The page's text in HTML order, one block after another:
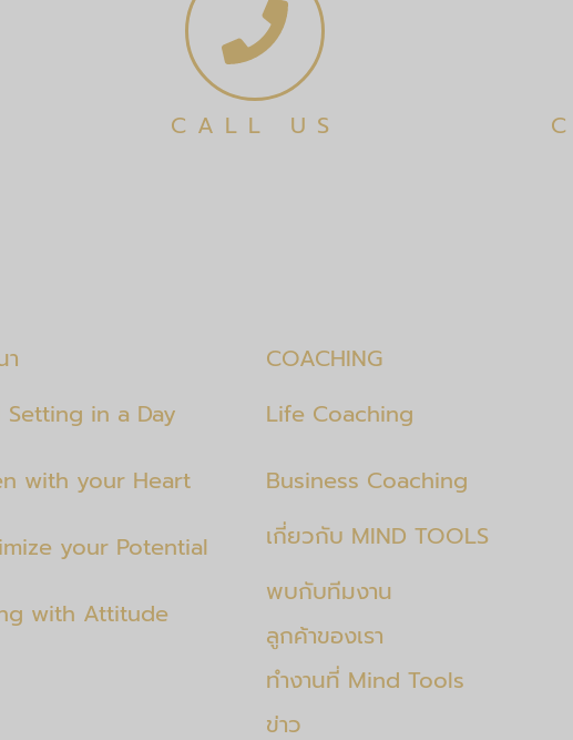
CALL US
Setting in a Day
with your Heart
your Potential
with Attitude
COACHING
Life Coaching
Business Coaching
เกี่ยวกับ MIND TOOLS
พบกับทีมงาน
ลูกค้าของเรา
ทำงานที่ Mind Tools
ข่าว